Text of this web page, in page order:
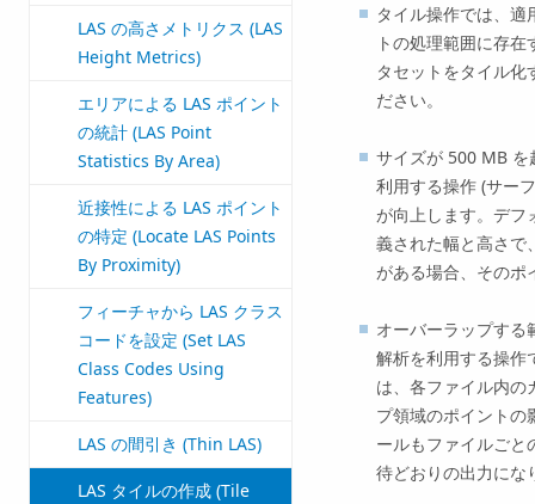
LAS の高さメトリクス (LAS
Height Metrics)
エリアによる LAS ポイント
の統計 (LAS Point
Statistics By Area)
近接性による LAS ポイント
の特定 (Locate LAS Points
By Proximity)
フィーチャから LAS クラス
コードを設定 (Set LAS
Class Codes Using
Features)
LAS の間引き (Thin LAS)
LAS タイルの作成 (Tile
タイル操作では、
トの処理範囲に存
タセットをタイル
ださい。
サイズが 500 MB を
利用する操作 (サー
が向上します。デ
義された幅と高さで
がある場合、そのポ
オーバーラップする
解析を利用する操作
は、各ファイル内の
プ領域のポイントの
ールもファイルごと
待どおりの出力にな